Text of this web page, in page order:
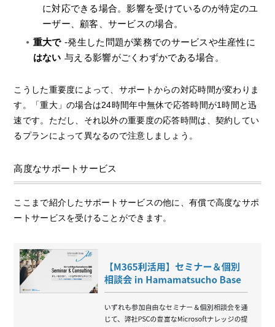
に対応できる場合。影響を受けているのが特定のユ
ーザー、顧客、サービスの場合。
重大で
はない
-発生した問題が業務でのサービスや生産性に
与える影響がごくわずかである場合。
こうした重要度によって、サポートからの対応時間が変わりま
す。「重大」の場合は24時間年中無休で応答時間が1時間と迅
速です。ただし、それ以外の重要度の応答時間は、契約してい
るプランによって異なるので注意しましょう。
高度なサポートサービス
ここまで紹介したサポートサービスの他に、有償で高度なサポ
ートサービスを受けることができます。